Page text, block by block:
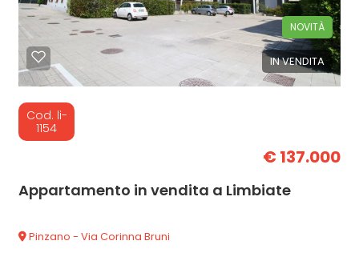
IN VENDITA
NOVITÀ
Cod. li-
1154
€ 137.000
Appartamento in vendita a Limbiate
Pinzano - Via Corinna Bruni